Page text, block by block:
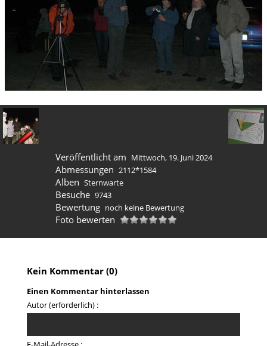
Veröffentlicht am Mittwoch, 19. Juni 2024
Abmessungen 2112*1584
Alben Sternwarte
Besuche 9743
Bewertung noch keine Bewertung
Foto bewerten
Kein Kommentar (0)
Einen Kommentar hinterlassen
Autor (erforderlich) :